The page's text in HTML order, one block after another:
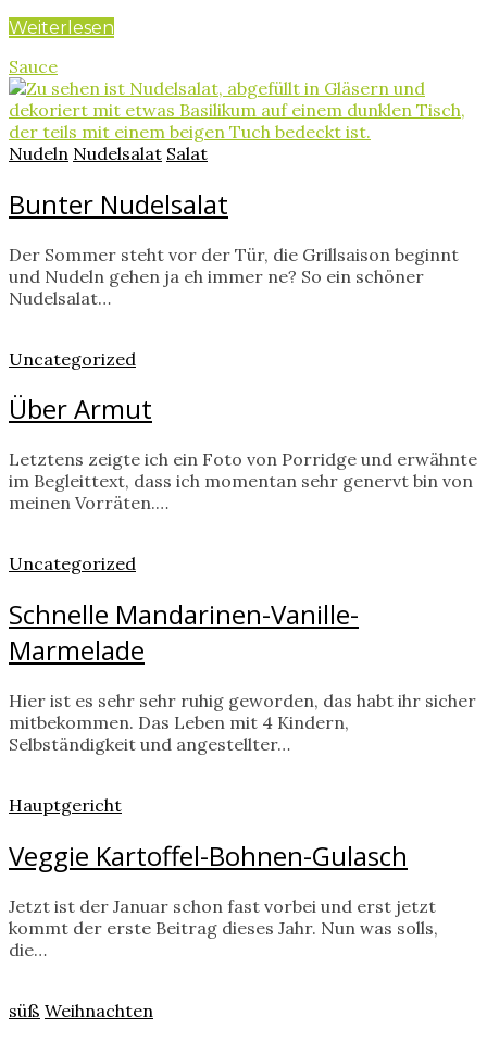
Weiterlesen
Sauce
Nudeln Nudelsalat Salat
Bunter Nudelsalat
Der Sommer steht vor der Tür, die Grillsaison beginnt
und Nudeln gehen ja eh immer ne? So ein schöner
Nudelsalat…
Uncategorized
Über Armut
Letztens zeigte ich ein Foto von Porridge und erwähnte
im Begleittext, dass ich momentan sehr genervt bin von
meinen Vorräten.…
Uncategorized
Schnelle Mandarinen-Vanille-
Marmelade
Hier ist es sehr sehr ruhig geworden, das habt ihr sicher
mitbekommen. Das Leben mit 4 Kindern,
Selbständigkeit und angestellter…
Hauptgericht
Veggie Kartoffel-Bohnen-Gulasch
Jetzt ist der Januar schon fast vorbei und erst jetzt
kommt der erste Beitrag dieses Jahr. Nun was solls,
die…
süß Weihnachten